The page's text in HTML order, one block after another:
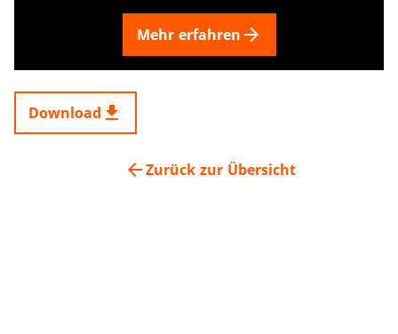
Mehr erfahren arrow_forward
Download get_app
Zurück zur Übersicht
arrow_back